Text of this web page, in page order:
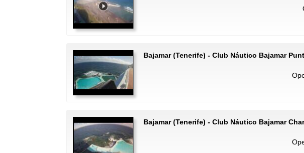
Bajamar (Tenerife) - Club Náutico Bajamar
Bajamar (Tenerife) - Club Náutico Bajamar